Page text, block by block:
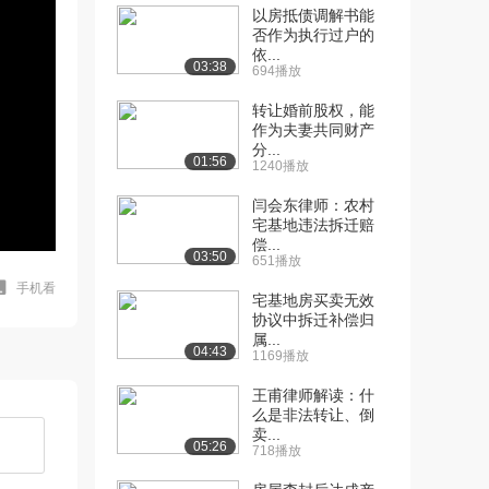
手机看
03:38
以房抵债调解书能
否作为执行过户的
依...
694播放
01:56
转让婚前股权，能
作为夫妻共同财产
分...
1240播放
03:50
闫会东律师：农村
宅基地违法拆迁赔
偿...
651播放
04:43
宅基地房买卖无效
协议中拆迁补偿归
属...
1169播放
05:26
王甫律师解读：什
么是非法转让、倒
卖...
718播放